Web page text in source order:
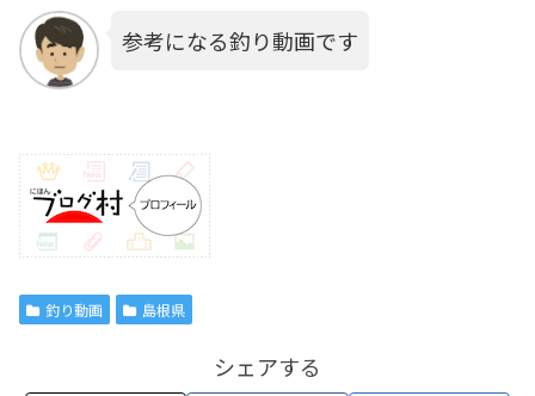
参考になる釣り動画です
釣り動画 島根県
シェアする